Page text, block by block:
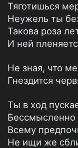
Тяготишься
Неужель ты
Такова роза
И ней
Не зная, что
Гнездится
Ты в ход
Бессмысленно
Всему
Не ищи же